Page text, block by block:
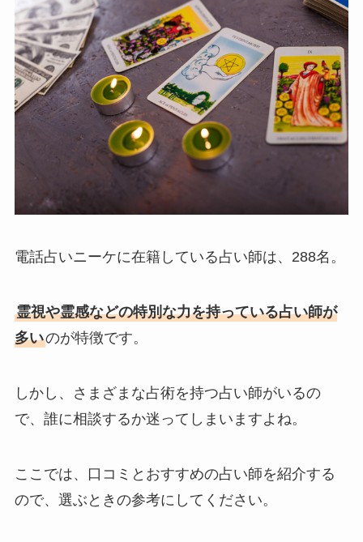
電話占いニーケに在籍している占い師は、288名。
霊視や霊感などの特別な力を持っている占い師が
多いのが特徴です。
しかし、さまざまな占術を持つ占い師がいるの
で、誰に相談するか迷ってしまいますよね。
ここでは、口コミとおすすめの占い師を紹介する
ので、選ぶときの参考にしてください。